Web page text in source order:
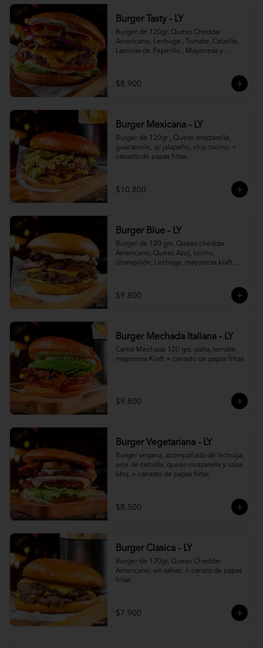
Burger Tasty - LY
Burger de 120gr, Queso Cheddar
Americano, Lechuga , Tomate, Cebolla,
Laminas de Pepinillo , Mayonesa y
$8.900
Burger Mexicana - LY
Burger de 120gr , Queso mozzarella,
guacamole, ají jalapeño, chip tocino. +
canasto de papas fritas
$10.800
Burger Blue - LY
Burger de 120 grs, Queso cheddar
Americano, Queso Azul, tocino,
champiñón, Lechuga, mayonesa kraft. +
$9.800
Burger Mechada Italiana - LY
Carne Mechada 120 grs. palta, tomate,
mayonesa Kraft + canasto de papas fritas
$9.800
Burger Vegetariana - LY
Burger vegana, acompañada de lechuga,
aros de cebolla, queso mozzarella y salsa
bbq. + canasto de papas fritas
$8.500
Burger Clasica - LY
Burger de 120gr, Queso Cheddar
Americano. sin salsas. + cansto de papas
fritas
$7.900